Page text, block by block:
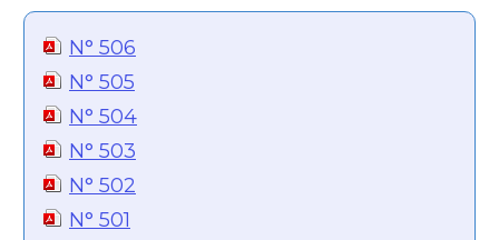
N° 506
N° 505
N° 504
N° 503
N° 502
N° 501